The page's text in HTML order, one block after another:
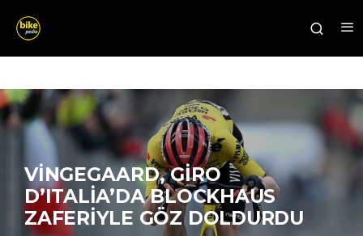
VINGEGAARD, GIRO
D’ITALIA’DA BLOCKHAUS
ZAFERIYLE GÖZ DOLDURDU